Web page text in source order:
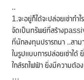
..
1.จะอยู่ก็ได้จะปล่อยเช่ากำไ
จัดเป็นทรัพย์ที่สร้าง
ที่นักลงทุนปรารถนา ..สาม
ในรูปแบบการปล่อยเช่าได้
ใกล้รถไฟฟ้า ยิ่งมีความต้อง
…